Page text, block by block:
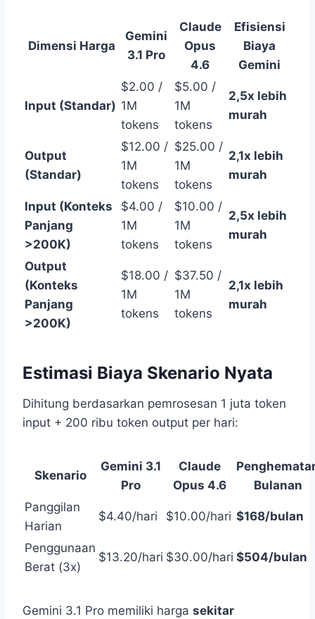
Dimensi Harga
Gemini
3.1 Pro
Claude
Opus
4.6
Efisiensi
Biaya
Gemini
Input (Standar)
$2.00 /
1M
tokens
$5.00 /
1M
tokens
2,5x lebih
murah
Output
(Standar)
$12.00 /
1M
tokens
$25.00 /
1M
tokens
2,1x lebih
murah
Input (Konteks
Panjang
>200K)
$4.00 /
1M
tokens
$10.00 /
1M
tokens
2,5x lebih
murah
Output
(Konteks
Panjang
>200K)
$18.00 /
1M
tokens
$37.50 /
1M
tokens
2,1x lebih
murah
Estimasi Biaya Skenario Nyata
Dihitung berdasarkan pemrosesan 1 juta token
input + 200 ribu token output per hari:
Skenario
Gemini 3.1
Pro
Claude
Opus 4.6
Bulanan
Panggilan
Harian
$4.40/hari $10.00/hari $168/bulan
Penggunaan
Berat (3x)
$13.20/hari $30.00/hari $504/bulan
Gemini 3.1 Pro memiliki harga sekitar